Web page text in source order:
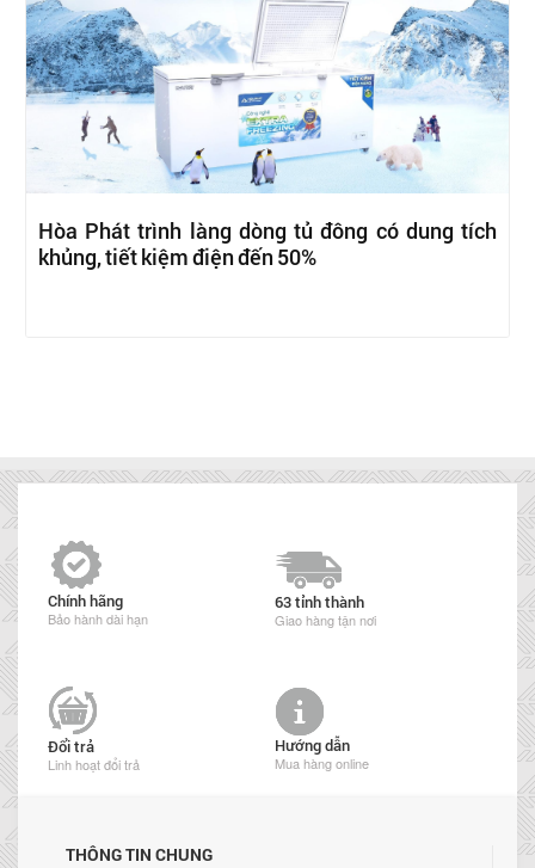
Hòa Phát trình làng dòng tủ đông có dung tích
khủng, tiết kiệm điện đến 50%
Chính hãng
Bảo hành dài hạn
63 tỉnh thành
Giao hàng tận nơi
Đổi trả
Linh hoạt đổi trả
Hướng dẫn
Mua hàng online
THÔNG TIN CHUNG